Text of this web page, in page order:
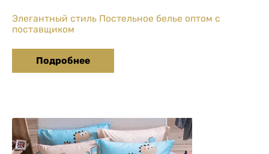
Элегантный стиль Постельное белье оптом с
поставщиком
Подробнее